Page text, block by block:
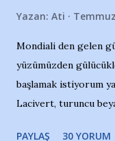
Yazan: Ati
Mondiali den gelen
yüzümüzden
başlamak istiyorum
Lacivert, turuncu
PAYLAŞ 30 YORUM